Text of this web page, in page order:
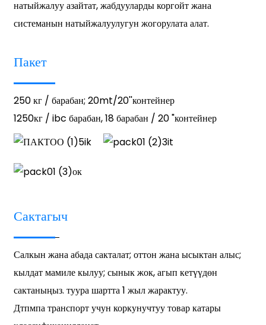
натыйжалуу азайтат, жабдууларды коргойт жана
системанын натыйжалуулугун жогорулата алат.
Пакет
250 кг / барабан; 20mt/20''контейнер
1250кг / ibc барабан, 18 барабан / 20 "контейнер
Сактагыч
Салкын жана абада сакталат; оттон жана ысыктан алыс;
кылдат мамиле кылуу; сынык жок, агып кетүүдөн
сактаныңыз. туура шартта 1 жыл жарактуу.
Дтпмпа транспорт учун коркунучтуу товар катары